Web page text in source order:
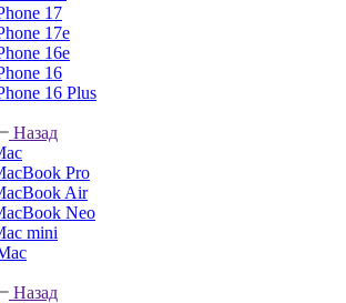
17
17e
16e
16
16 Plus
Назад
Pro
Air
Neo
mini
Назад